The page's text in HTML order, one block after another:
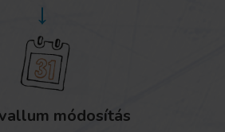
→
módosítás